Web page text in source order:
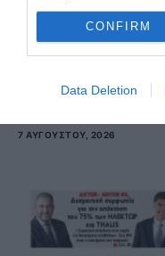
CONFIRM
Data Deletion
7 ΑΥΓΟΎΣΤΟΥ, 2026